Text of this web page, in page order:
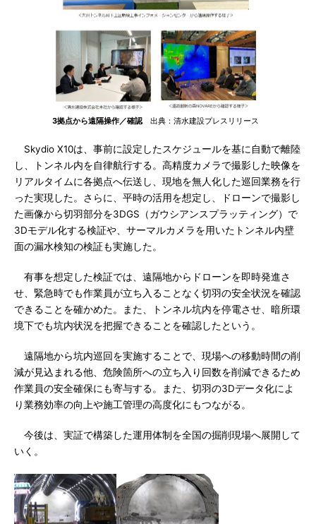
3拠点から遠隔操作／確認出典：清水建設プレスリリース
Skydio X10は、事前に設定したスケジュールを基に自動で離陸
し、トンネル内を自律航行する。高精度カメラで撮影した映像を
リアルタイムに各拠点へ伝送し、現地を無人化した巡回業務を行
った実現した。さらに、平時の活用を想定し、ドローンで撮影し
た画像から切羽部分を3DGS（ガウシアンスプラッティング）で
3Dモデル化する検証や、サーマルカメラを用いたトンネル内壁
面の漏水検知の検証も実施した。
有事を想定した検証では、遠隔地からドローンを即時発進さ
せ、緊急時でも作業員が立ち入ることなく切羽の安全状況を確認
できることを確かめた。また、トンネル坑内を停電させ、暗所環
境下でも坑内状況を把握できることを確認したという。
遠隔地から坑内巡回を実施することで、現場への移動時間の削
減が見込まれる他、危険箇所への立ち入り回数を削減できるため
作業員の安全確保にも寄与する。また、切羽の3Dデータ化によ
り業務効率の向上や施工管理の高度化にもつながる。
今後は、実証で構築した運用体制を全国の掘削現場へ展開して
いく。